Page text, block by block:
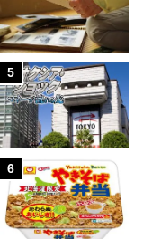
5
6